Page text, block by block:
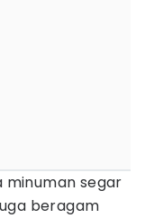
minuman segar
beragam